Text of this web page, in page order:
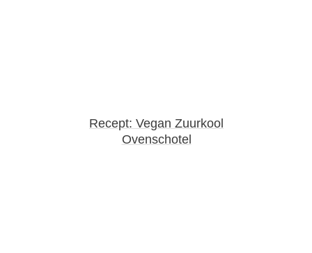
Recept: Vegan Zuurkool
Ovenschotel